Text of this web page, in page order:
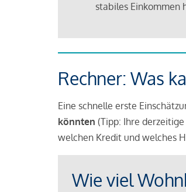
stabiles Einkommen
Rechner: Was
Eine schnelle erste
könnten (Tipp: Ihre
welchen Kredit und welches
Wie viel